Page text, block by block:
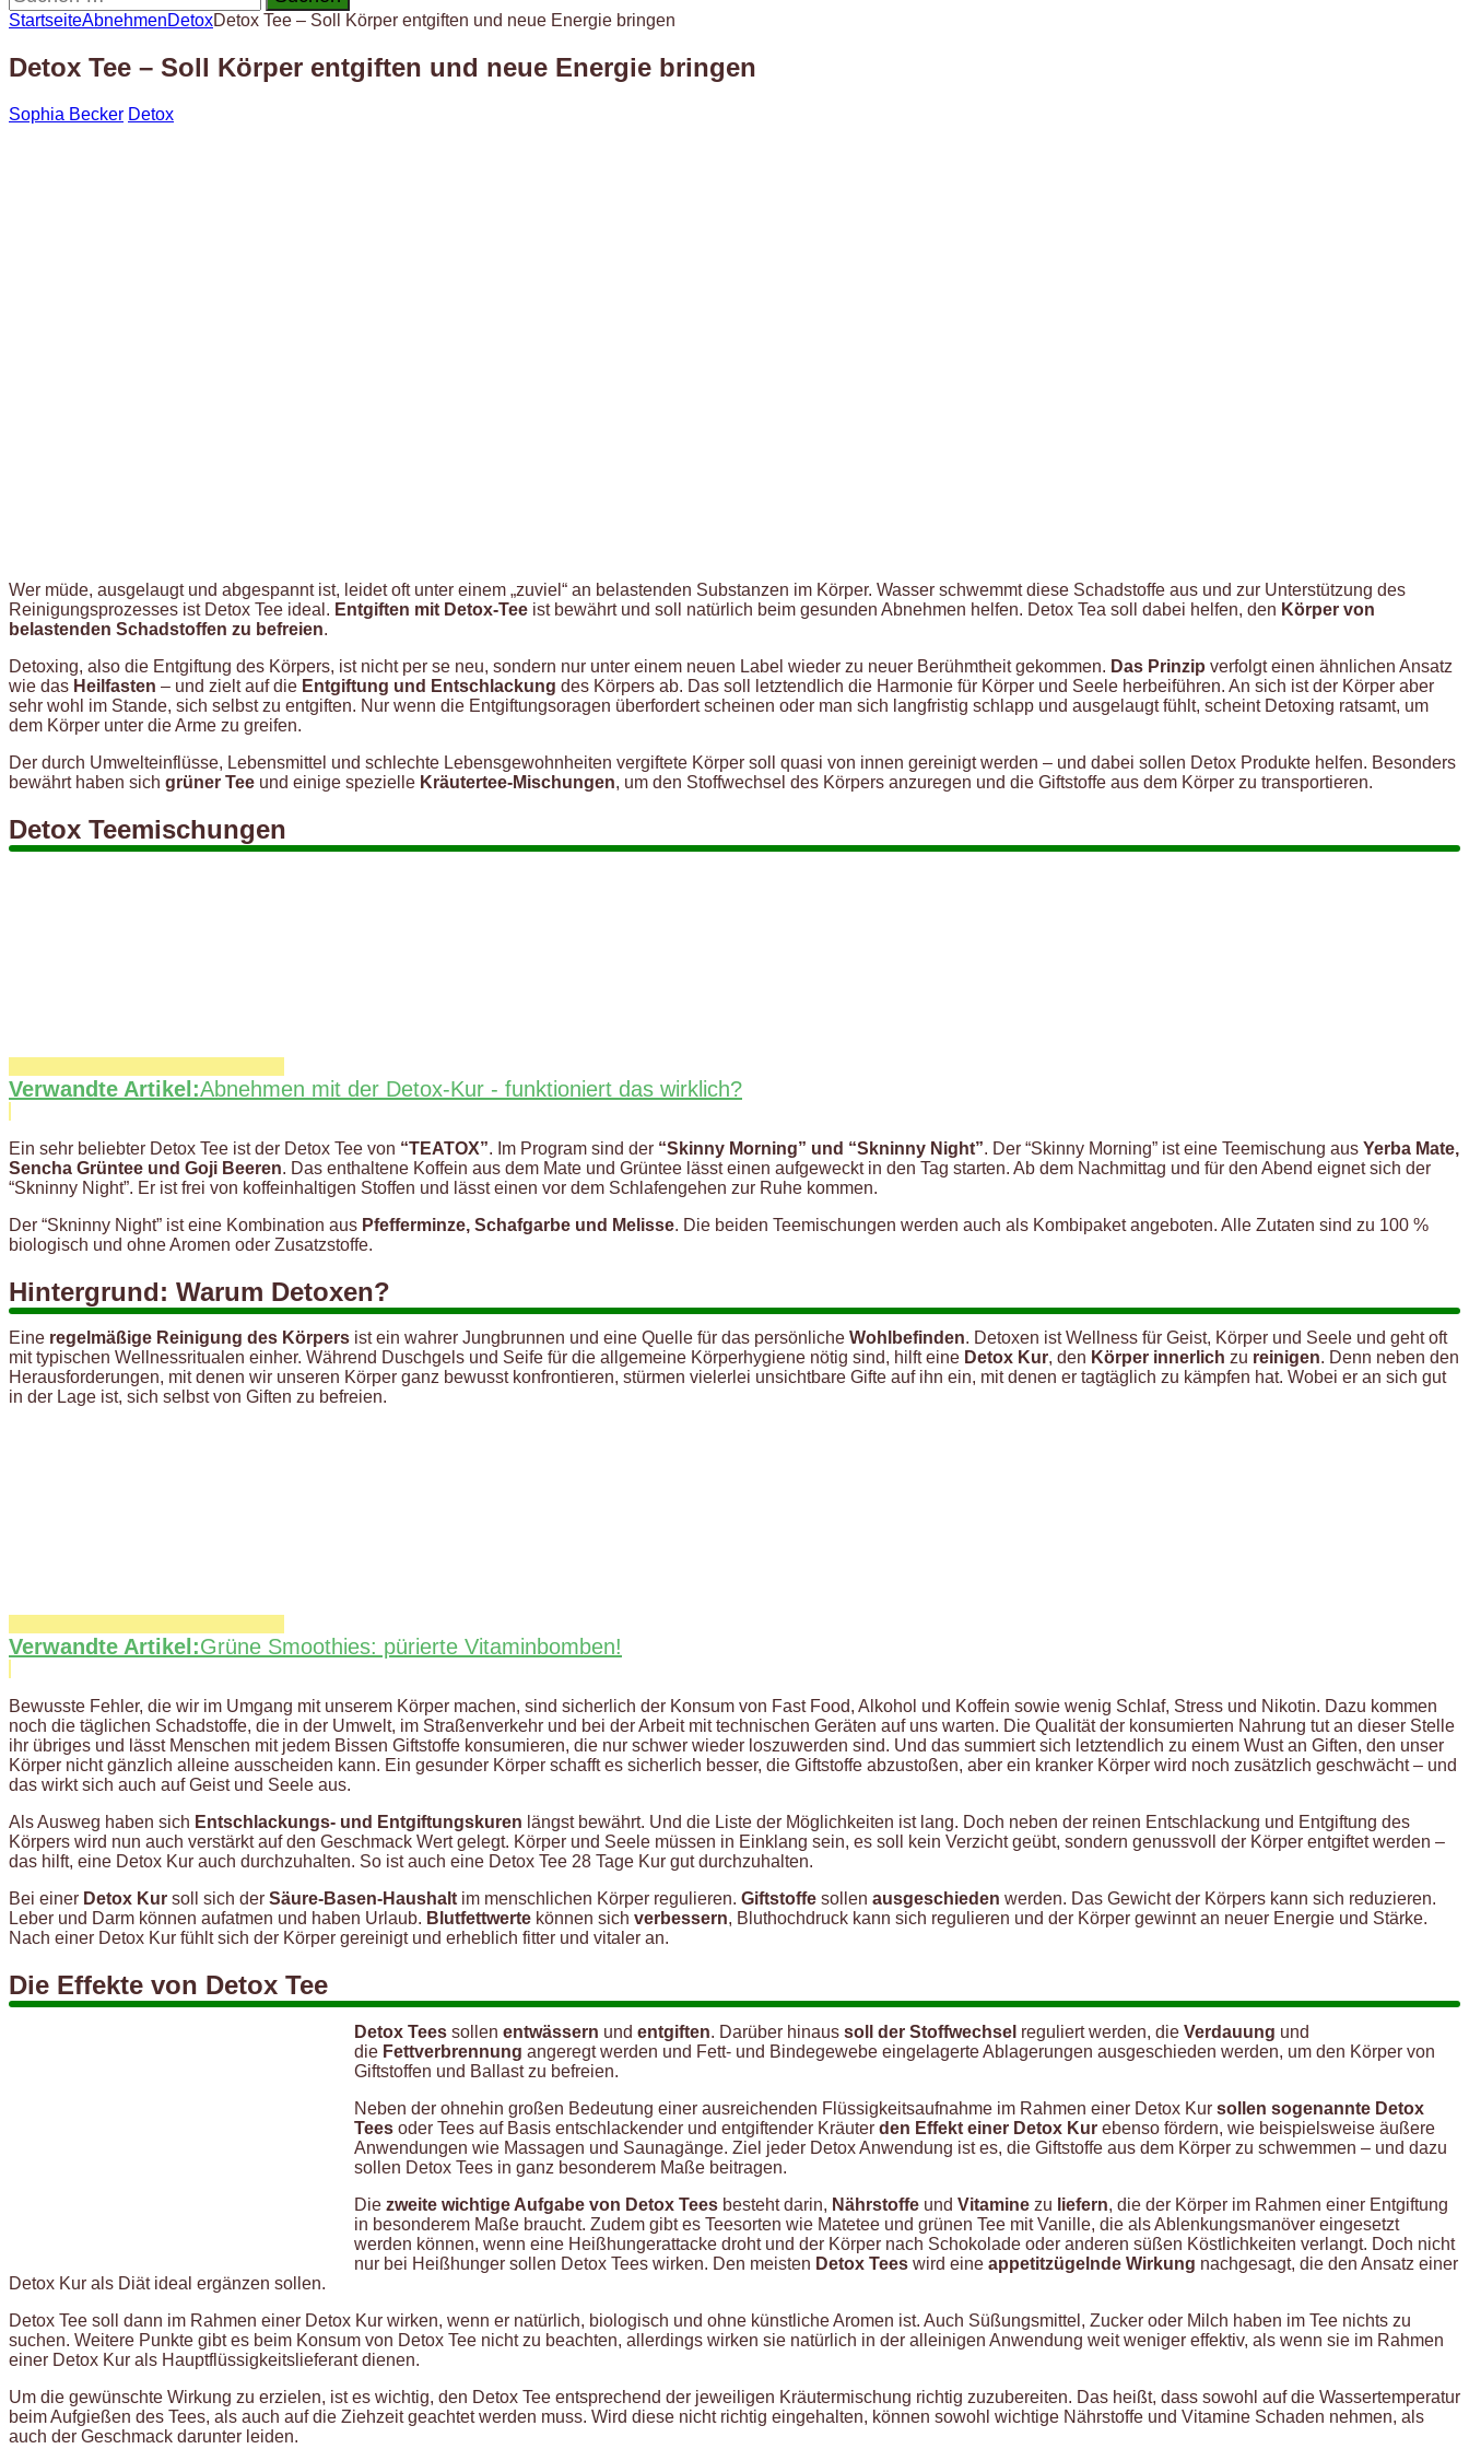
nach:
StartseiteAbnehmenDetoxDetox Tee – Soll Körper entgiften und neue Energie bringen
Detox Tee – Soll Körper entgiften und neue Energie bringen
Sophia Becker Detox
Wer müde, ausgelaugt und abgespannt ist, leidet oft unter einem „zuviel“ an belastenden Substanzen im Körper. Wasser schwemmt diese Schadstoffe aus und zur Unterstützung des
Reinigungsprozesses ist Detox Tee ideal. Entgiften mit Detox-Tee ist bewährt und soll natürlich beim gesunden Abnehmen helfen. Detox Tea soll dabei helfen, den Körper von
belastenden Schadstoffen zu befreien.
Detoxing, also die Entgiftung des Körpers, ist nicht per se neu, sondern nur unter einem neuen Label wieder zu neuer Berühmtheit gekommen. Das Prinzip verfolgt einen ähnlichen Ansatz
wie das Heilfasten – und zielt auf die Entgiftung und Entschlackung des Körpers ab. Das soll letztendlich die Harmonie für Körper und Seele herbeiführen. An sich ist der Körper aber
sehr wohl im Stande, sich selbst zu entgiften. Nur wenn die Entgiftungsoragen überfordert scheinen oder man sich langfristig schlapp und ausgelaugt fühlt, scheint Detoxing ratsamt, um
dem Körper unter die Arme zu greifen.
Der durch Umwelteinflüsse, Lebensmittel und schlechte Lebensgewohnheiten vergiftete Körper soll quasi von innen gereinigt werden – und dabei sollen Detox Produkte helfen. Besonders
bewährt haben sich grüner Tee und einige spezielle Kräutertee-Mischungen, um den Stoffwechsel des Körpers anzuregen und die Giftstoffe aus dem Körper zu transportieren.
Detox Teemischungen
Verwandte Artikel:Abnehmen mit der Detox-Kur - funktioniert das wirklich?
Ein sehr beliebter Detox Tee ist der Detox Tee von “TEATOX”. Im Program sind der “Skinny Morning” und “Skninny Night”. Der “Skinny Morning” ist eine Teemischung aus Yerba Mate,
Sencha Grüntee und Goji Beeren. Das enthaltene Koffein aus dem Mate und Grüntee lässt einen aufgeweckt in den Tag starten. Ab dem Nachmittag und für den Abend eignet sich der
“Skninny Night”. Er ist frei von koffeinhaltigen Stoffen und lässt einen vor dem Schlafengehen zur Ruhe kommen.
Der “Skninny Night” ist eine Kombination aus Pfefferminze, Schafgarbe und Melisse. Die beiden Teemischungen werden auch als Kombipaket angeboten. Alle Zutaten sind zu 100 %
biologisch und ohne Aromen oder Zusatzstoffe.
Hintergrund: Warum Detoxen?
Eine regelmäßige Reinigung des Körpers ist ein wahrer Jungbrunnen und eine Quelle für das persönliche Wohlbefinden. Detoxen ist Wellness für Geist, Körper und Seele und geht oft
mit typischen Wellnessritualen einher. Während Duschgels und Seife für die allgemeine Körperhygiene nötig sind, hilft eine Detox Kur, den Körper innerlich zu reinigen. Denn neben den
Herausforderungen, mit denen wir unseren Körper ganz bewusst konfrontieren, stürmen vielerlei unsichtbare Gifte auf ihn ein, mit denen er tagtäglich zu kämpfen hat. Wobei er an sich gut
in der Lage ist, sich selbst von Giften zu befreien.
Verwandte Artikel:Grüne Smoothies: pürierte Vitaminbomben!
Bewusste Fehler, die wir im Umgang mit unserem Körper machen, sind sicherlich der Konsum von Fast Food, Alkohol und Koffein sowie wenig Schlaf, Stress und Nikotin. Dazu kommen
noch die täglichen Schadstoffe, die in der Umwelt, im Straßenverkehr und bei der Arbeit mit technischen Geräten auf uns warten. Die Qualität der konsumierten Nahrung tut an dieser Stelle
ihr übriges und lässt Menschen mit jedem Bissen Giftstoffe konsumieren, die nur schwer wieder loszuwerden sind. Und das summiert sich letztendlich zu einem Wust an Giften, den unser
Körper nicht gänzlich alleine ausscheiden kann. Ein gesunder Körper schafft es sicherlich besser, die Giftstoffe abzustoßen, aber ein kranker Körper wird noch zusätzlich geschwächt – und
das wirkt sich auch auf Geist und Seele aus.
Als Ausweg haben sich Entschlackungs- und Entgiftungskuren längst bewährt. Und die Liste der Möglichkeiten ist lang. Doch neben der reinen Entschlackung und Entgiftung des
Körpers wird nun auch verstärkt auf den Geschmack Wert gelegt. Körper und Seele müssen in Einklang sein, es soll kein Verzicht geübt, sondern genussvoll der Körper entgiftet werden –
das hilft, eine Detox Kur auch durchzuhalten. So ist auch eine Detox Tee 28 Tage Kur gut durchzuhalten.
Bei einer Detox Kur soll sich der Säure-Basen-Haushalt im menschlichen Körper regulieren. Giftstoffe sollen ausgeschieden werden. Das Gewicht der Körpers kann sich reduzieren.
Leber und Darm können aufatmen und haben Urlaub. Blutfettwerte können sich verbessern, Bluthochdruck kann sich regulieren und der Körper gewinnt an neuer Energie und Stärke.
Nach einer Detox Kur fühlt sich der Körper gereinigt und erheblich fitter und vitaler an.
Die Effekte von Detox Tee
Detox Tees sollen entwässern und entgiften. Darüber hinaus soll der Stoffwechsel reguliert werden, die Verdauung und
die Fettverbrennung angeregt werden und Fett- und Bindegewebe eingelagerte Ablagerungen ausgeschieden werden, um den Körper von
Giftstoffen und Ballast zu befreien.
Neben der ohnehin großen Bedeutung einer ausreichenden Flüssigkeitsaufnahme im Rahmen einer Detox Kur sollen sogenannte Detox
Tees oder Tees auf Basis entschlackender und entgiftender Kräuter den Effekt einer Detox Kur ebenso fördern, wie beispielsweise äußere
Anwendungen wie Massagen und Saunagänge. Ziel jeder Detox Anwendung ist es, die Giftstoffe aus dem Körper zu schwemmen – und dazu
sollen Detox Tees in ganz besonderem Maße beitragen.
Die zweite wichtige Aufgabe von Detox Tees besteht darin, Nährstoffe und Vitamine zu liefern, die der Körper im Rahmen einer Entgiftung
in besonderem Maße braucht. Zudem gibt es Teesorten wie Matetee und grünen Tee mit Vanille, die als Ablenkungsmanöver eingesetzt
werden können, wenn eine Heißhungerattacke droht und der Körper nach Schokolade oder anderen süßen Köstlichkeiten verlangt. Doch nicht
nur bei Heißhunger sollen Detox Tees wirken. Den meisten Detox Tees wird eine appetitzügelnde Wirkung nachgesagt, die den Ansatz einer
Detox Kur als Diät ideal ergänzen sollen.
Detox Tee soll dann im Rahmen einer Detox Kur wirken, wenn er natürlich, biologisch und ohne künstliche Aromen ist. Auch Süßungsmittel, Zucker oder Milch haben im Tee nichts zu
suchen. Weitere Punkte gibt es beim Konsum von Detox Tee nicht zu beachten, allerdings wirken sie natürlich in der alleinigen Anwendung weit weniger effektiv, als wenn sie im Rahmen
einer Detox Kur als Hauptflüssigkeitslieferant dienen.
Um die gewünschte Wirkung zu erzielen, ist es wichtig, den Detox Tee entsprechend der jeweiligen Kräutermischung richtig zuzubereiten. Das heißt, dass sowohl auf die Wassertemperatur
beim Aufgießen des Tees, als auch auf die Ziehzeit geachtet werden muss. Wird diese nicht richtig eingehalten, können sowohl wichtige Nährstoffe und Vitamine Schaden nehmen, als
auch der Geschmack darunter leiden.